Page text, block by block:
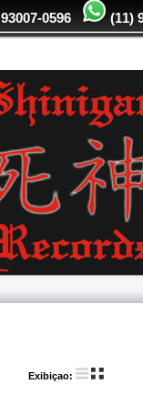
0596 (11)
Exibiçao: